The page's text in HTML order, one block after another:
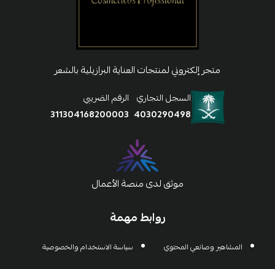
روابط مهمة
المشاهير وصانعي المحتوي سياسة الاستخدام والخصوصية
متجر إلكتروني لمنتجات العناية البرازيلية بالشعر
السجل التجاري
4030290498
الرقم الضريبي
311304168200003
موثق لدى منصة الأعمال